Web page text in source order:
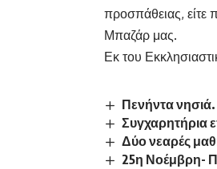
προσπάθειας, είτε
Μπαζάρ μας.
Εκ του
Πενήντα
Συγχαρητήρια
Δύο νεαρές
25η Νοέμβρη-